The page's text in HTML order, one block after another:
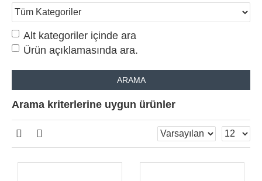
Alt kategoriler içinde ara
Ürün açıklamasında ara.
ARAMA
Arama kriterlerine uygun ürünler